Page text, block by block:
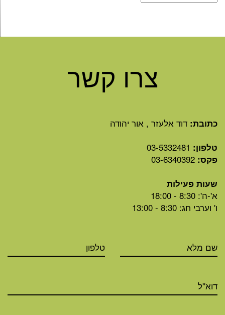
צרו קשר
כתובת: דוד אלעזר , אור יהודה
טלפון: 03-5332481
פקס: 03-6340392
שעות פעילות
א'-ה': 8:30 - 18:00
ו' וערבי חג: 8:30 - 13:00